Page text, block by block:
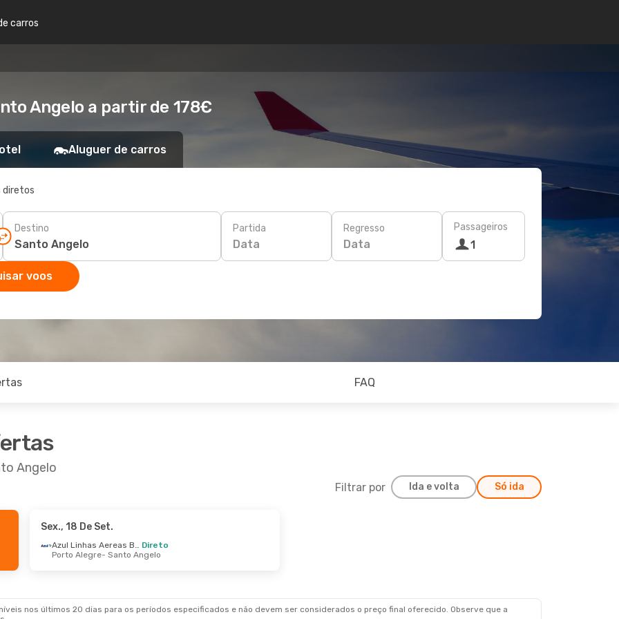
carros
Angelo a partir de 178€
Aluguer de carros
diretos
Destino Partida
Data
Regresso
Data
Passageiros
1
voos
FAQ
Angelo
Filtrar por Ida e volta Só ida
Sex., 18 De Set.
Azul Linhas Aereas Brasileiras Direto
Porto Alegre- Santo Angelo
nos últimos 20 dias para os períodos especificados e não devem ser considerados o preço final oferecido. Observe que a